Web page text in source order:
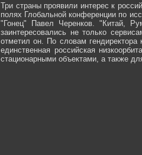
Три страны проявили интерес к
полях Глобальной конференции по
"Гонец" Павел Черенков. "Китай,
заинтересовались не только
отметил он. По словам гендиректора
единственная российская
стационарными объектами, а также